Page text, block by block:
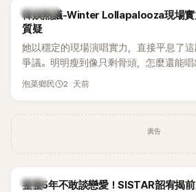
細身材下的超狂背肌與肩膀線條，反差感
傻直呼：「原來她身材這麼猛！」
熱議討論
韓娛熱議-Winter Lollapalooza現場實力
質疑
她以穩定的現場演唱實力，直接平息了這
爭議。明明瘦到像只剩骨頭，怎麼還能
和音量？
泡菜鄉民 2 天前
廣告
韓星
整整5年不敢談戀愛！SISTAR韶宥揭